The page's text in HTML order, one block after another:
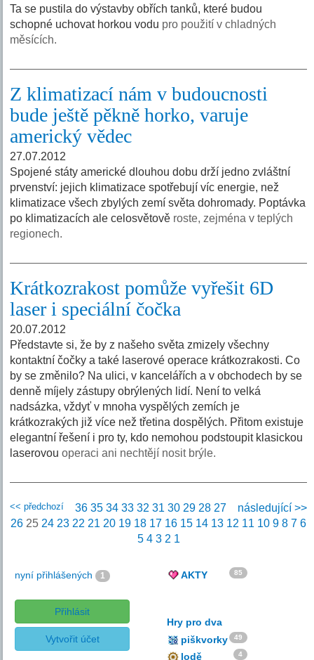
Ta se pustila do výstavby obřích tanků, které budou
schopné uchovat horkou vodu pro použití v chladných
měsících.
Z klimatizací nám v budoucnosti
bude ještě pěkně horko, varuje
americký vědec
27.07.2012
Spojené státy americké dlouhou dobu drží jedno zvláštní
prvenství: jejich klimatizace spotřebují víc energie, než
klimatizace všech zbylých zemí světa dohromady. Poptávka
po klimatizacích ale celosvětově roste, zejména v teplých
regionech.
Krátkozrakost pomůže vyřešit 6D
laser i speciální čočka
20.07.2012
Představte si, že by z našeho světa zmizely všechny
kontaktní čočky a také laserové operace krátkozrakosti. Co
by se změnilo? Na ulici, v kancelářích a v obchodech by se
denně míjely zástupy obrýlených lidí. Není to velká
nadsázka, vždyť v mnoha vyspělých zemích je
krátkozrakých již více než třetina dospělých. Přitom existuje
elegantní řešení i pro ty, kdo nemohou podstoupit klasickou
laserovouoperaci ani nechtějí nosit brýle.
<< předchozí následující >>
36 35 34 33 32 31 30 29 28 27
26 25 24 23 22 21 20 19 18 17 16 15 14 13 12 11 10 9 8 7 6
5 4 3 2 1
nyní přihlášených 1
Přihlásit
Vytvořit účet
AKTY 85
Hry pro dva
piškvorky
49
lodě 4